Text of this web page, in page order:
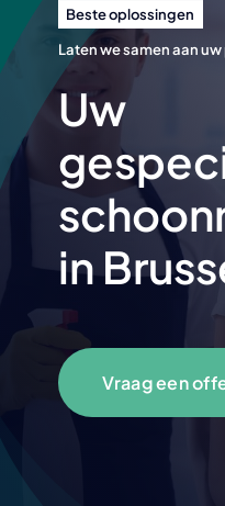
Beste oplossingen
Laten we samen aan
Uw
in
Vraag een